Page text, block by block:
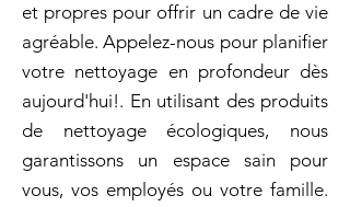
et propres pour offrir un cadre de vie
agréable. Appelez-nous pour planifier
votre nettoyage en profondeur dès
aujourd'hui!. En utilisant des produits
de nettoyage écologiques, nous
garantissons un espace sain pour
vous, vos employés ou votre famille.